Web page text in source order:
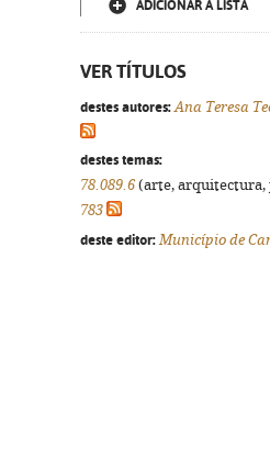
ADICIONAR À LISTA
VER TÍTULOS
destes autores: Ana Teresa
destes temas:
78.089.6(arte, arquitectura,
783
deste editor: Município de